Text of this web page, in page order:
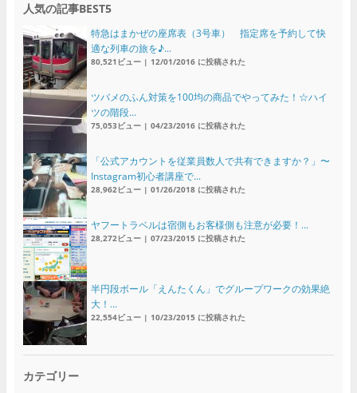
人気の記事BEST5
特急はまかぜの座席表（3号車） 指定席を予約して快
適な列車の旅を♪...
80,521ビュー| 12/01/2016 に投稿された
ツバメのふん対策を100均の商品でやってみた！☆ハイ
ツの階段...
75,053ビュー| 04/23/2016 に投稿された
「公式アカウントを従業員数人で共有できますか？」〜
Instagram初心者講座で...
28,962ビュー| 01/26/2018 に投稿された
ヤフートラベルは宿側もお客様側も注意が必要！...
28,272ビュー| 07/23/2015 に投稿された
半円段ボール「えんたくん」でグループワークの効果絶
大！...
22,554ビュー| 10/23/2015 に投稿された
カテゴリー